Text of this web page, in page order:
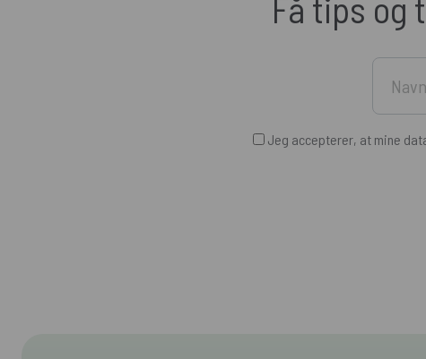
Jeg accepterer, at mine